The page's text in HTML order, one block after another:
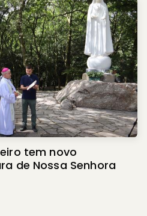
tem novo
de Nossa Senhora